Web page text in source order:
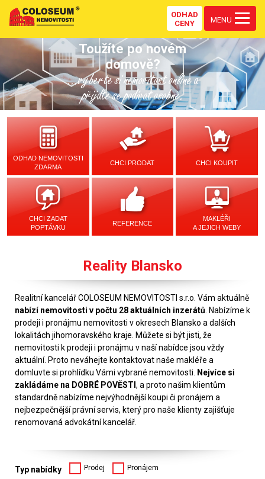
ODHAD
CENY
MENU
Toužíte po novém
domově?
...vyberte si nemovitost online a
přijďte se podívat osobně.
ODHAD NEMOVITOSTI
ZDARMA
CHCI PRODAT CHCI KOUPIT
CHCI ZADAT
POPTÁVKU
REFERENCE
MAKLÉŘI
A JEJICH WEBY
Reality Blansko
Realitní kancelář COLOSEUM NEMOVITOSTI s.r.o. Vám aktuálně
nabízí nemovitosti v počtu 28 aktuálních inzerátů . Nabízíme k
prodeji i pronájmu nemovitosti v okresech Blansko a dalších
lokalitách jihomoravského kraje. Můžete si být jisti, že
nemovitosti k prodeji i pronájmu v naší nabídce jsou vždy
aktuální. Proto neváhejte kontaktovat naše makléře a
domluvte si prohlídku Vámi vybrané nemovitosti.
Nejvíce si
zakládáme na DOBRÉ POVĚSTI , a proto našim klientům
standardně nabízíme nejvýhodnější koupi či pronájem a
nejbezpečnější právní servis, který pro naše klienty zajišťuje
renomovaná advokátní kancelář.
Typ nabídky Prodej Pronájem